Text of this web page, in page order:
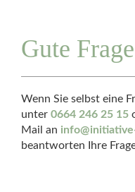
Gute Frage
Wenn Sie selbst eine
unter 0664 246 25 15
Mail an
beantworten Ihre